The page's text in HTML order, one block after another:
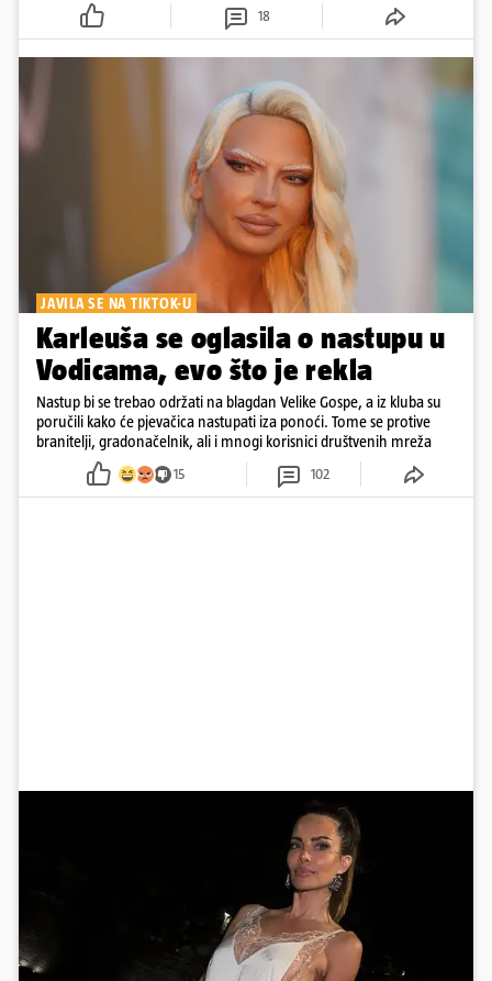
18
JAVILA SE NA TIKTOK-U
Karleuša se oglasila o nastupu u
Vodicama, evo što je rekla
Nastup bi se trebao održati na blagdan Velike Gospe, a iz kluba su
poručili kako će pjevačica nastupati iza ponoći. Tome se protive
branitelji, gradonačelnik, ali i mnogi korisnici društvenih mreža
15 102